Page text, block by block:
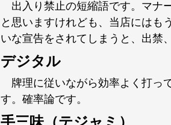
出入り禁止の短縮語です。マナ
と思いますけれども、当店にはも
いな宣告をされてしまうと、出禁
デジタル
牌理に従いながら効率よく打っ
す。確率論です。